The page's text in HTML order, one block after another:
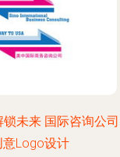
未来 国际咨询公司
意Logo设计